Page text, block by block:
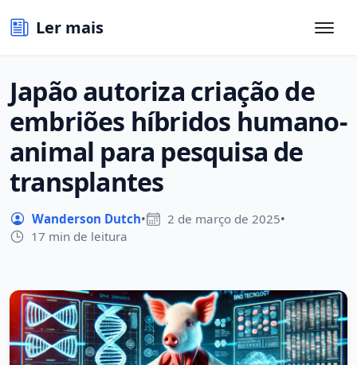
Ler mais
Japão autoriza criação de
embriões híbridos humano-
animal para pesquisa de
transplantes
Wanderson Dutch• 2 de março de 2025•
17 min de leitura